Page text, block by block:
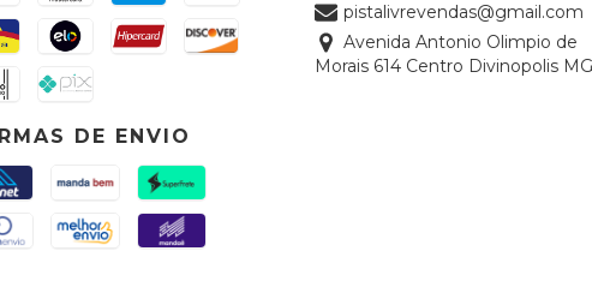
DE ENVIO
pistalivrevendas@gmail.com
Avenida Antonio Olimpio de
Morais 614 Centro Divinopolis MG